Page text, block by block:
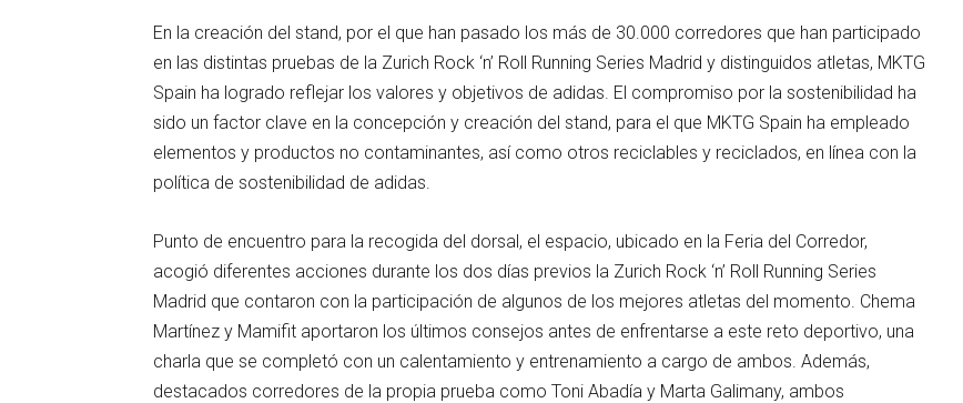
En la creación del stand, por el que han pasado los más de 30.000 corredores que han participado
en las distintas pruebas de la Zurich Rock ‘n’ Roll Running Series Madrid y distinguidos atletas, MKTG
Spain ha logrado reflejar los valores y objetivos de adidas. El compromiso por la sostenibilidad ha
sido un factor clave en la concepción y creación del stand, para el que MKTG Spain ha empleado
elementos y productos no contaminantes, así como otros reciclables y reciclados, en línea con la
política de sostenibilidad de adidas.
Punto de encuentro para la recogida del dorsal, el espacio, ubicado en la Feria del Corredor,
acogió diferentes acciones durante los dos días previos la Zurich Rock ‘n’ Roll Running Series
Madrid que contaron con la participación de algunos de los mejores atletas del momento. Chema
Martínez y Mamifit aportaron los últimos consejos antes de enfrentarse a este reto deportivo, una
charla que se completó con un calentamiento y entrenamiento a cargo de ambos. Además,
destacados corredores de la propia prueba como Toni Abadía y Marta Galimany, ambos